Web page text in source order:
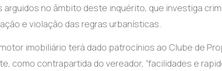
no âmbito deste inquérito, que investiga
e violação das regras urbanísticas.
imobiliário terá dado patrocínios ao Clube de
como contrapartida do vereador, “facilidades e